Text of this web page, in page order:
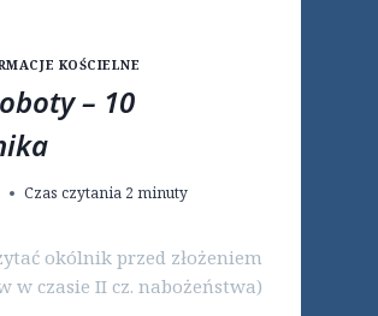
KOŚCIELNE
– 10
Czas czytania 2 minuty
okólnik przed złożeniem
w czasie II cz. nabożeństwa)